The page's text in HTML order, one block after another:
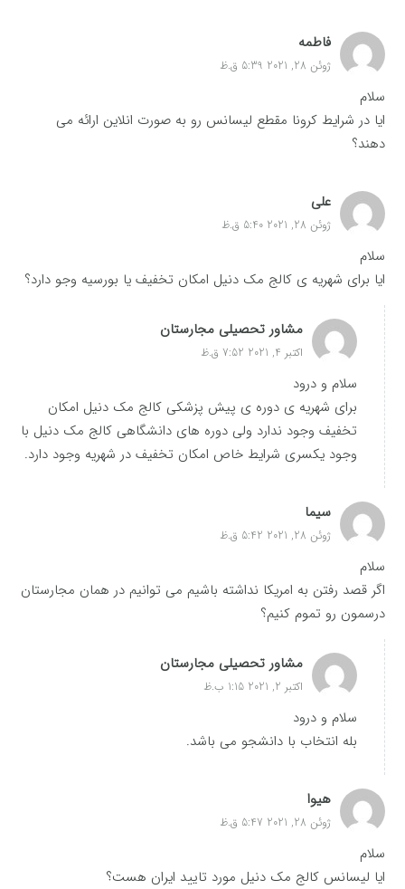
فاطمه
ژوئن 28, 2021 5:39 ق.ظ
سلام
ایا در شرایط کرونا مقطع لیسانس رو به صورت انلاین ارائه می
دهند؟
علی
ژوئن 28, 2021 5:40 ق.ظ
سلام
ایا برای شهریه ی کالج مک دنیل امکان تخفیف یا بورسیه وجو دارد؟
مشاور تحصیلی مجارستان
اکتبر 4, 2021 7:52 ق.ظ
سلام و درود
برای شهریه ی دوره ی پیش پزشکی کالج مک دنیل امکان
تخفیف وجود ندارد ولی دوره های دانشگاهی کالج مک دنیل با
وجود یکسری شرایط خاص امکان تخفیف در شهریه وجود دارد.
سیما
ژوئن 28, 2021 5:42 ق.ظ
سلام
اگر قصد رفتن به امریکا نداشته باشیم می توانیم در همان مجارستان
درسمون رو تموم کنیم؟
مشاور تحصیلی مجارستان
اکتبر 2, 2021 1:15 ب.ظ
سلام و درود
بله انتخاب با دانشجو می باشد.
هیوا
ژوئن 28, 2021 5:47 ق.ظ
سلام
ایا لیسانس کالج مک دنیل مورد تایید ایران هست؟